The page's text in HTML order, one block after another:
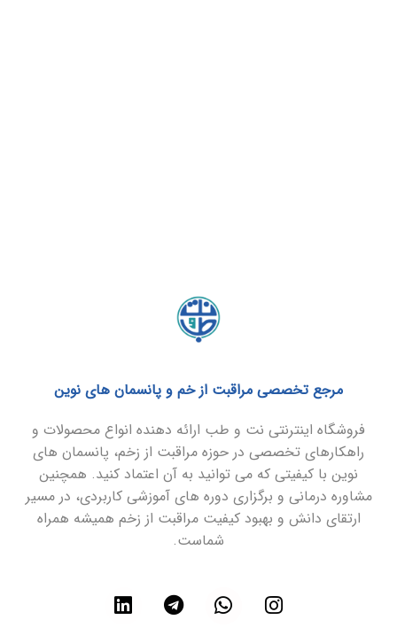
مرجع تخصصی مراقبت از خم و پانسمان های نوین
فروشگاه اینترنتی نت و طب ارائه دهنده انواع محصولات و
راهکارهای تخصصی در حوزه مراقبت از زخم، پانسمان های
نوین با کیفیتی که می توانید به آن اعتماد کنید. همچنین
مشاوره درمانی و برگزاری دوره های آموزشی کاربردی، در مسیر
ارتقای دانش و بهبود کیفیت مراقبت از زخم همیشه همراه
شماست.